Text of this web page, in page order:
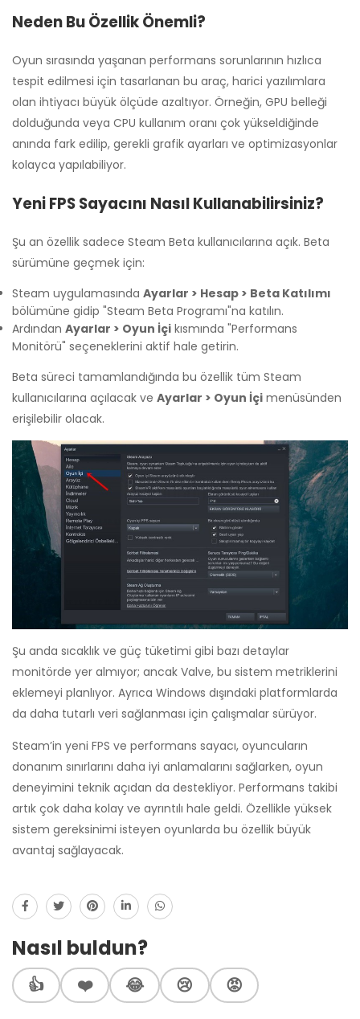
Neden Bu Özellik Önemli?
Oyun sırasında yaşanan performans sorunlarının hızlıca
tespit edilmesi için tasarlanan bu araç, harici yazılımlara
olan ihtiyacı büyük ölçüde azaltıyor. Örneğin, GPU belleği
dolduğunda veya CPU kullanım oranı çok yükseldiğinde
anında fark edilip, gerekli grafik ayarları ve optimizasyonlar
kolayca yapılabiliyor.
Yeni FPS Sayacını Nasıl Kullanabilirsiniz?
Şu an özellik sadece Steam Beta kullanıcılarına açık. Beta
sürümüne geçmek için:
Steam uygulamasında Ayarlar > Hesap > Beta Katılımı
bölümüne gidip "Steam Beta Programı"na katılın.
Ardından Ayarlar > Oyun İçi kısmında "Performans
Monitörü" seçeneklerini aktif hale getirin.
Beta süreci tamamlandığında bu özellik tüm Steam
kullanıcılarına açılacak ve Ayarlar > Oyun İçi menüsünden
erişilebilir olacak.
Şu anda sıcaklık ve güç tüketimi gibi bazı detaylar
monitörde yer almıyor; ancak Valve, bu sistem metriklerini
eklemeyi planlıyor. Ayrıca Windows dışındaki platformlarda
da daha tutarlı veri sağlanması için çalışmalar sürüyor.
Steam’in yeni FPS ve performans sayacı, oyuncuların
donanım sınırlarını daha iyi anlamalarını sağlarken, oyun
deneyimini teknik açıdan da destekliyor. Performans takibi
artık çok daha kolay ve ayrıntılı hale geldi. Özellikle yüksek
sistem gereksinimi isteyen oyunlarda bu özellik büyük
avantaj sağlayacak.
Nasıl buldun?
👍 ❤️ 😂 😢 😡